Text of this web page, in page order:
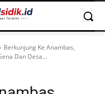
Berkunjung Ke Anambas,
Dan Desa...